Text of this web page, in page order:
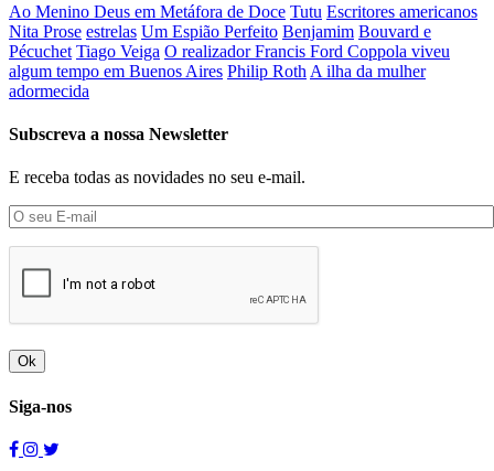
Ao Menino Deus em Metáfora de Doce Tutu Escritores americanos
Nita Prose estrelas Um Espião Perfeito Benjamim Bouvard e
Pécuchet Tiago Veiga O realizador Francis Ford Coppola viveu
algum tempo em Buenos Aires Philip Roth A ilha da mulher
adormecida
Subscreva a nossa Newsletter
E receba todas as novidades no seu e-mail.
Ok
Siga-nos